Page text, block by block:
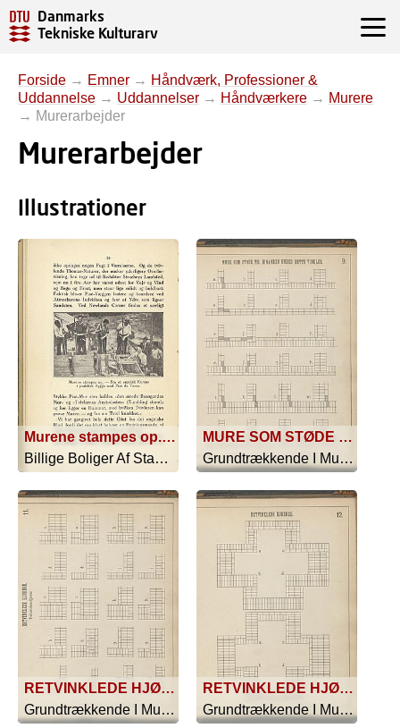
Danmarks
Tekniske Kulturarv
Forside → Emner → Håndværk, Professioner &
Uddannelse → Uddannelser → Håndværkere → Murere
→ Murerarbejder
Murerarbejder
Illustrationer
Murene stampes op. - Fra et engelsk Kursus i Praktisk Bygge med Pisé de Terre
Billige Boliger Af Stampet Ler - 1920
MURE SOM STØDE TIL HINANDEN UNDER RETTE VINKLER
Grundtrækkende I Murstens-Forbindelser - 1885
RETVINKLEDE HJØRNER. Trekvartstens-Hjørner
Grundtrækkende I Murstens-Forbindelser - 1885
RETVINKLEDE HJØRNER
Grundtrækkende I Murstens-Forbindelser - 1885